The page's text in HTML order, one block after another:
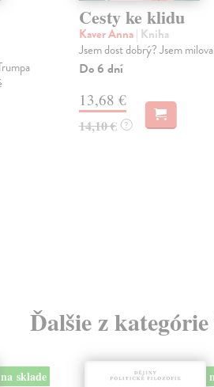
Cesty ke klidu
Kaver Anna| Kniha
Jsem dost dobrý? Jsem
Do 6 dní
13,68 €
14,10 € ?
Ďalšie z
na sklade